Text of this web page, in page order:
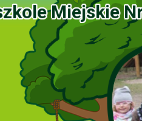
Miejskie